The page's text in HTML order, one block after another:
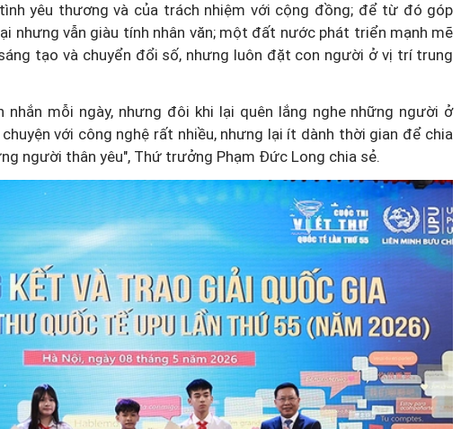
yêu thương và của trách nhiệm với cộng đồng; để từ đó góp
nhưng vẫn giàu tính nhân văn; một đất nước phát triển mạnh mẽ
tạo và chuyển đổi số, nhưng luôn đặt con người ở vị trí trung
mỗi ngày, nhưng đôi khi lại quên lắng nghe những người ở
với công nghệ rất nhiều, nhưng lại ít dành thời gian để chia
người thân yêu", Thứ trưởng Phạm Đức Long chia sẻ.
lý trong
sửa đổi
Podcast: Đi chợ, thanh toán,
chuyển tiền - Phụ nữ làm chủ ví
điện tử